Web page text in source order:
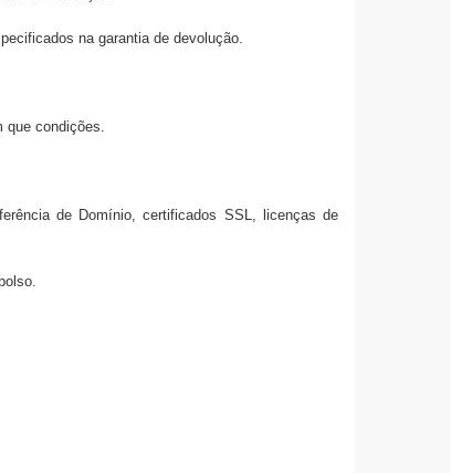
na garantia de devolução.
condições.
de Domínio, certificados SSL, licenças de